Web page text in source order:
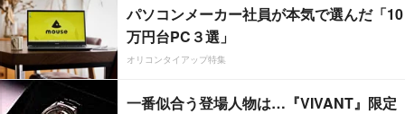
パソコンメーカー社員が本気で選んだ「10
万円台PC３選」
オリコンタイアップ特集
一番似合う登場人物は…『VIVANT』限定